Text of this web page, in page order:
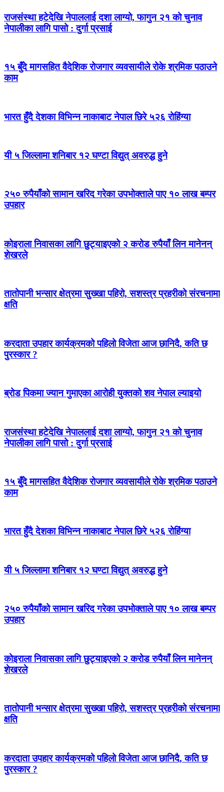
राजसंस्था हटेदेखि नेपाललाई दशा लाग्यो, फागुन २१ को चुनाव
नेपालीका लागि पासो : दुर्गा प्रसाई
१५ बुँदे मागसहित वैदेशिक रोजगार व्यवसायीले रोके श्रमिक पठाउने
काम
भारत हुँदै देशका विभिन्न नाकाबाट नेपाल छिरे ५२६ रोहिंग्या
यी ५ जिल्लामा शनिबार १२ घण्टा विद्युत् अवरुद्ध हुने
२५० रुपैयाँको सामान खरिद गरेका उपभोक्ताले पाए १० लाख बम्पर
उपहार
कोइराला निवासका लागि छुट्याइएको २ करोड रुपैयाँ लिन मानेनन्
शेखरले
तातोपानी भन्सार क्षेत्रमा सुख्खा पहिरो, सशस्त्र प्रहरीको संरचनामा
क्षति
करदाता उपहार कार्यक्रमको पहिलो विजेता आज छानिदै, कति छ
पुरस्कार ?
ब्रोड पिकमा ज्यान गुमाएका आरोही युक्तको शव नेपाल ल्याइयो
राजसंस्था हटेदेखि नेपाललाई दशा लाग्यो, फागुन २१ को चुनाव
नेपालीका लागि पासो : दुर्गा प्रसाई
१५ बुँदे मागसहित वैदेशिक रोजगार व्यवसायीले रोके श्रमिक पठाउने
काम
भारत हुँदै देशका विभिन्न नाकाबाट नेपाल छिरे ५२६ रोहिंग्या
यी ५ जिल्लामा शनिबार १२ घण्टा विद्युत् अवरुद्ध हुने
२५० रुपैयाँको सामान खरिद गरेका उपभोक्ताले पाए १० लाख बम्पर
उपहार
कोइराला निवासका लागि छुट्याइएको २ करोड रुपैयाँ लिन मानेनन्
शेखरले
तातोपानी भन्सार क्षेत्रमा सुख्खा पहिरो, सशस्त्र प्रहरीको संरचनामा
क्षति
करदाता उपहार कार्यक्रमको पहिलो विजेता आज छानिदै, कति छ
पुरस्कार ?